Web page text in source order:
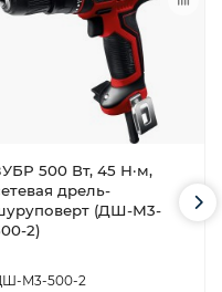
500 Вт, 45 Н·м,
дрель-
(ДШ-М3-
2)
М3-500-2